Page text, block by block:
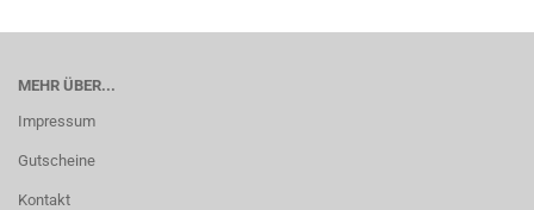
MEHR ÜBER...
Impressum
Gutscheine
Kontakt